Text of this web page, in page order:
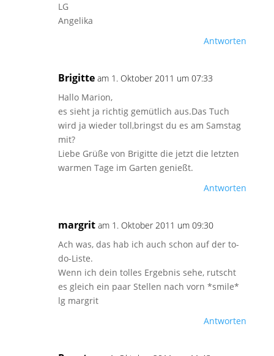
LG
Angelika
Antworten
Brigitte am 1. Oktober 2011 um 07:33
Hallo Marion,
es sieht ja richtig gemütlich aus.Das Tuch
wird ja wieder toll,bringst du es am Samstag
mit?
Liebe Grüße von Brigitte die jetzt die letzten
warmen Tage im Garten genießt.
Antworten
margrit am 1. Oktober 2011 um 09:30
Ach was, das hab ich auch schon auf der to-
do-Liste.
Wenn ich dein tolles Ergebnis sehe, rutscht
es gleich ein paar Stellen nach vorn *smile*
lg margrit
Antworten